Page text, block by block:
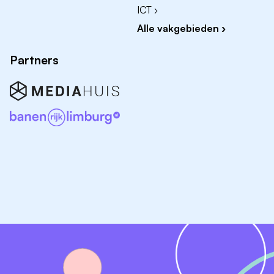
bedrijfsverzamelgebouwen
Conciërge vacatures in de regio Groningen
vacatures in de stad Groningen, maar ook in
omliggende plaatsen. Bekijk hieronder het actuele
aanbod:
Conciërge vacatures in de provincie Groningen
Vergelijkbare vacatures in Groningen
ICT ›
Alle vakgebieden ›
Partners